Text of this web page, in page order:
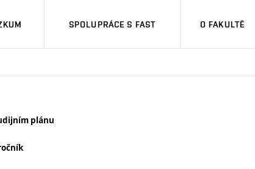
SPOLUPRÁCE S FAST O FAKULTĚ
plánu